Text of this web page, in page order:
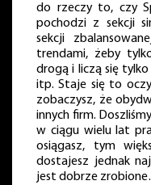
do rzeczy to, czy
pochodzi z sekcji
sekcji
trendami, żeby
drogą i liczą się
itp. Staje się to
zobaczysz, że
innych firm.
w ciągu wielu lat
osiągasz, tym
dostajesz jednak
jest dobrze